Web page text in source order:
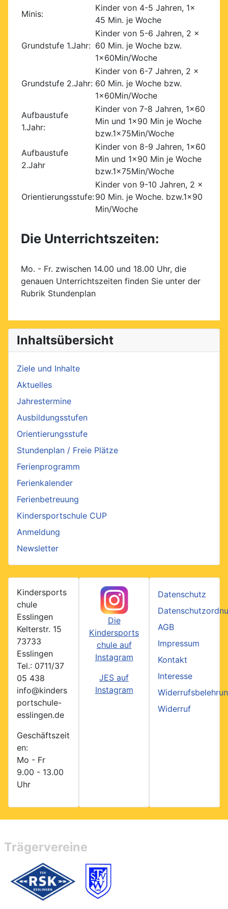
Minis:
Kinder von 4-5 Jahren, 1x
45 Min. je Woche
Grundstufe 1.Jahr:
Kinder von 5-6 Jahren, 2 x
60 Min. je Woche bzw.
1x60Min/Woche
Grundstufe 2.Jahr:
Kinder von 6-7 Jahren, 2 x
60 Min. je Woche bzw.
1x60Min/Woche
Aufbaustufe
1.Jahr:
Kinder von 7-8 Jahren, 1x60
Min und 1x90 Min je Woche
bzw.1x75Min/Woche
Aufbaustufe
2.Jahr
Kinder von 8-9 Jahren, 1x60
Min und 1x90 Min je Woche
bzw.1x75Min/Woche
Orientierungsstufe:
Kinder von 9-10 Jahren, 2 x
90 Min. je Woche. bzw.1x90
Min/Woche
Die Unterrichtszeiten:
Mo. - Fr. zwischen 14.00 und 18.00 Uhr, die
genauen Unterrichtszeiten finden Sie unter der
Rubrik Stundenplan
Inhaltsübersicht
Ziele und Inhalte
Aktuelles
Jahrestermine
Ausbildungsstufen
Orientierungsstufe
Stundenplan / Freie Plätze
Ferienprogramm
Ferienkalender
Ferienbetreuung
Kindersportschule CUP
Anmeldung
Newsletter
Kindersports
chule
Esslingen
Kelterstr. 15
73733
Esslingen
Tel.: 0711/37
05 438
info@kinders
portschule-
esslingen.de
Geschäftszeit
en:
Mo - Fr
9.00 - 13.00
Uhr
Die
Kindersports
chule auf
Instagram
JES auf
Instagram
Datenschutz
AGB
Impressum
Kontakt
Interesse
Widerruf
Trägervereine